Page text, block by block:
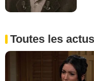
Toutes les